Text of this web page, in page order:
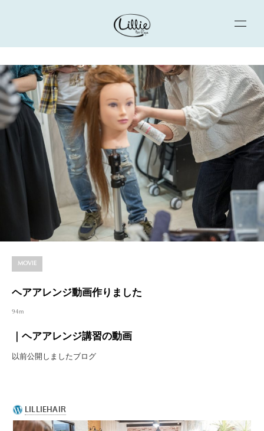
MOVIE
ヘアアレンジ動画作りました
94m
｜ヘアアレンジ講習の動画
以前公開しましたブログ